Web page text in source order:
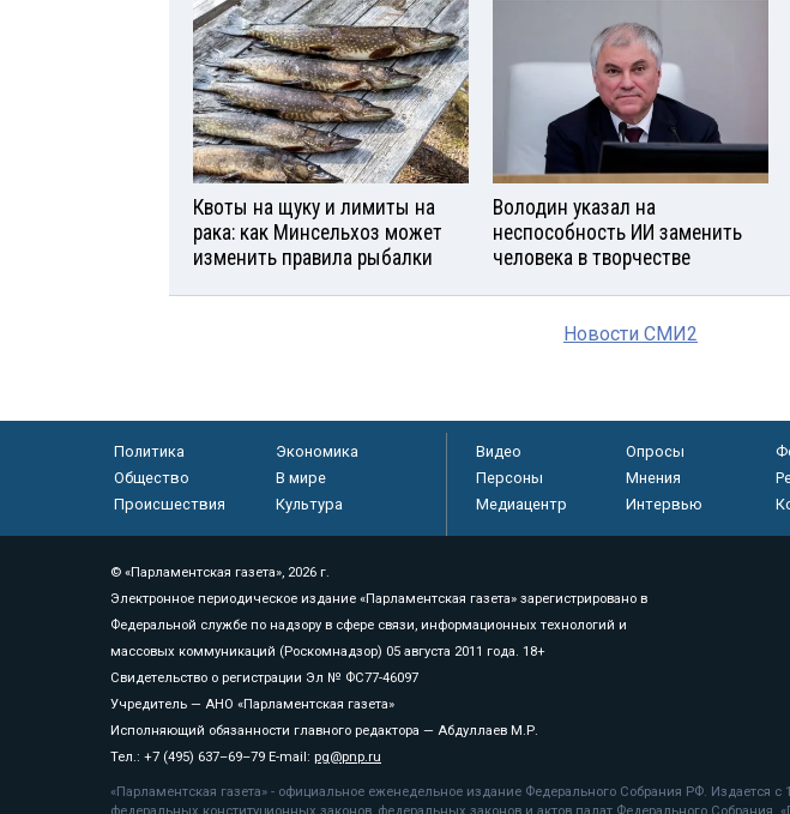
Квоты на щуку и лимиты на
рака: как Минсельхоз может
изменить правила рыбалки
Володин указал на
неспособность ИИ заменить
человека в творчестве
Новости СМИ2
Политика
Экономика
Общество
В мире
Происшествия
Культура
Видео Опросы
Персоны
Мнения
Медиацентр
Интервью
© «Парламентская газета», 2026 г.
Электронное периодическое издание «Парламентская газета» зарегистрировано в
Федеральной службе по надзору в сфере связи, информационных технологий и
массовых коммуникаций (Роскомнадзор) 05 августа 2011 года. 18+
Свидетельство о регистрации Эл № ФС77-46097
Учредитель — АНО «Парламентская газета»
Исполняющий обязанности главного редактора — Абдуллаев М.Р.
Тел.: +7 (495) 637–69–79 E-mail: pg@pnp.ru
«Парламентская газета» - официальное еженедельное издание Федерального Собрания РФ.
федеральных конституционных законов, федеральных законов и актов палат Федерального Собрания.